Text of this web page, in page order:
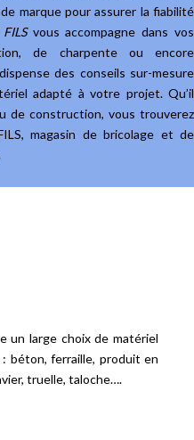
marque pour assurer la fiabilité
vous accompagne dans vos
de charpente ou encore
des conseils sur-mesure
adapté à votre projet. Qu’il
de construction, vous trouverez
magasin de bricolage et de
un large choix de matériel
béton, ferraille, produit en
truelle, taloche….